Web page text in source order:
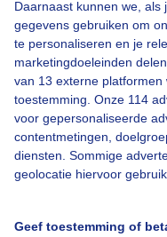
Daarnaast kunnen we,
gegevens gebruiken om
te personaliseren en je
marketingdoeleinden
van 13 externe
toestemming. Onze 114
voor gepersonaliseerde
contentmetingen,
diensten. Sommige
geolocatie hiervoor
Geef toestemming of
Over Buienradar